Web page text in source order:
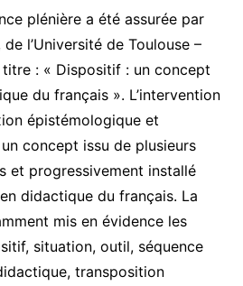
plénière a été assurée par
l’Université de Toulouse –
: « Dispositif : un concept
du français ». L’intervention
épistémologique et
concept issu de plusieurs
et progressivement installé
didactique du français. La
mis en évidence les
situation, outil, séquence
transposition